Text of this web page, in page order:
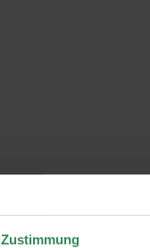
Zustimmung